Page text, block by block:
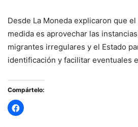
Desde La Moneda explicaron que
medida es aprovechar las
migrantes irregulares y el Estado
identificación y facilitar eventuales
Compártelo: